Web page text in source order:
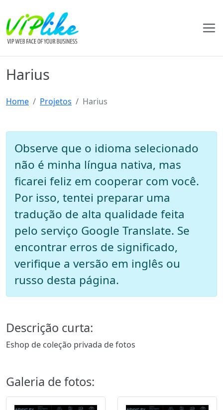
Harius
Home Projetos Harius
Observe que o idioma selecionado
não é minha língua nativa, mas
ficarei feliz em cooperar com você.
Por isso, tentei preparar uma
tradução de alta qualidade feita
pelo serviço Google Translate. Se
encontrar erros de significado,
verifique a versão em inglês ou
russo desta página.
Descrição curta:
Eshop de coleção privada de fotos
Galeria de fotos: